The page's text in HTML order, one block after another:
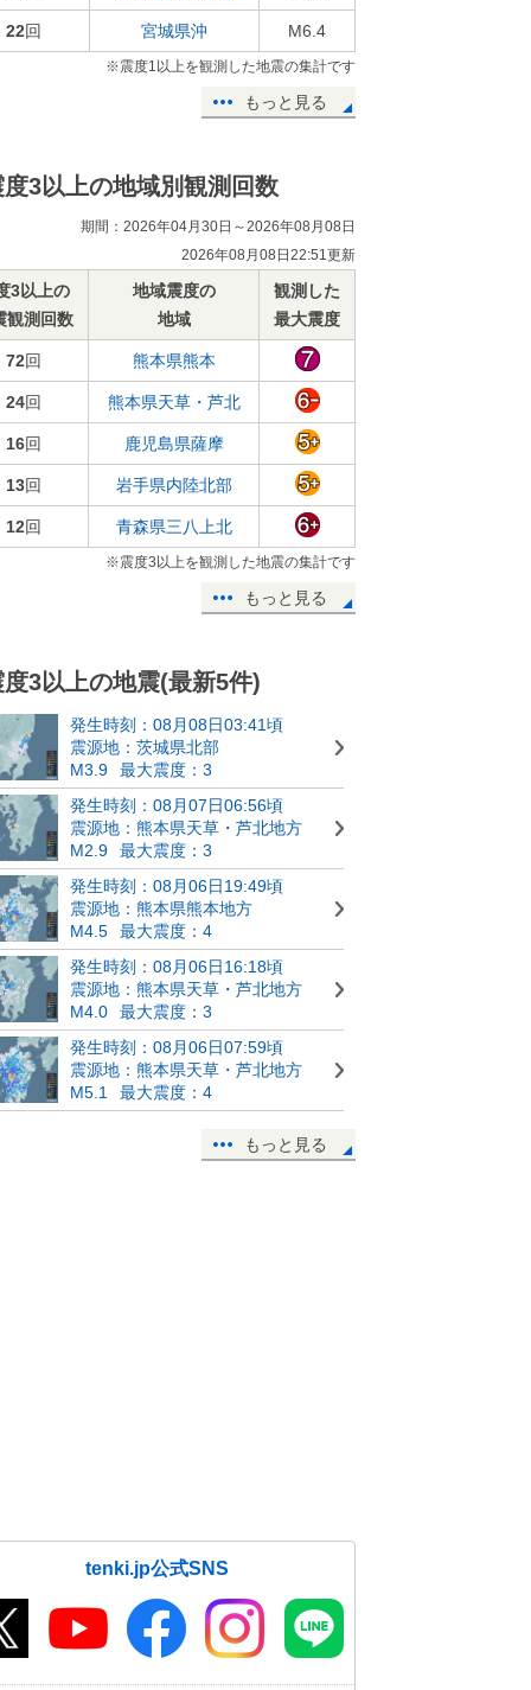
22回 宮城県沖 M6.4
※震度1以上を観測した地震の集計です
もっと見る
度3以上の地域別観測回数
期間：2026年04月30日～2026年08月08日
2026年08月08日22:51更新
3以上の
観測回数
地域震度の
地域
観測した
最大震度
72回 熊本県熊本
24回 熊本県天草・芦北
16回 鹿児島県薩摩
13回 岩手県内陸北部
12回 青森県三八上北
※震度3以上を観測した地震の集計です
もっと見る
度3以上の地震(最新5件)
発生時刻：08月08日03:41頃
震源地：茨城県北部
M3.9
最大震度：3
発生時刻：08月07日06:56頃
震源地：熊本県天草・芦北地方
M2.9
最大震度：3
発生時刻：08月06日19:49頃
震源地：熊本県熊本地方
M4.5
最大震度：4
発生時刻：08月06日16:18頃
震源地：熊本県天草・芦北地方
M4.0
最大震度：3
発生時刻：08月06日07:59頃
震源地：熊本県天草・芦北地方
M5.1
最大震度：4
もっと見る
tenki.jp公式SNS